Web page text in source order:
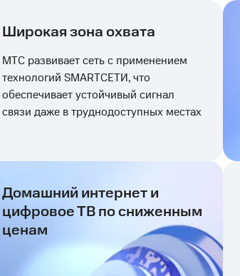
Широкая зона охвата
МТС развивает сеть с применением
технологий SMARTСЕТИ, что
обеспечивает устойчивый сигнал
связи даже в труднодоступных местах
Домашний интернет и
цифровое ТВ по сниженным
ценам